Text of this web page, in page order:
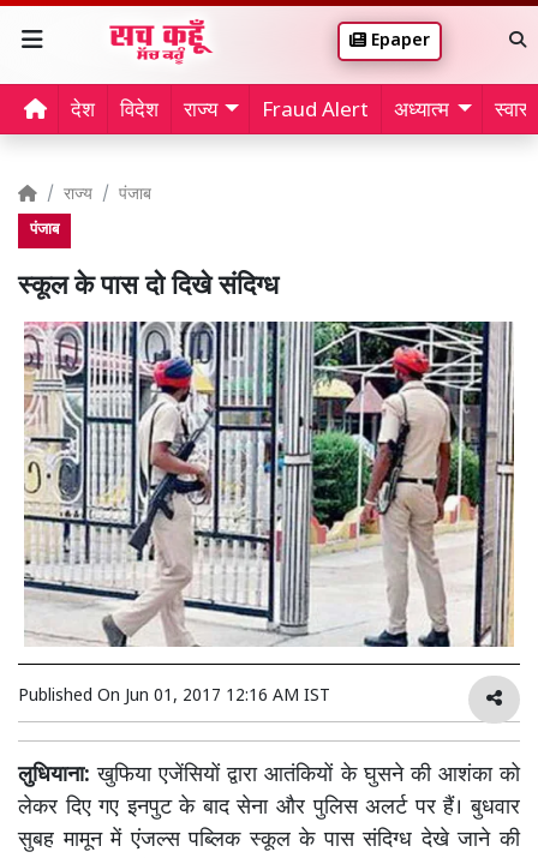
Epaper
देश विदेश राज्य Fraud Alert अध्यात्म
राज्य पंजाब
पंजाब
स्कूल के पास दो दिखे संदिग्ध
Published On Jun 01, 2017 12:16 AM IST
लुधियाना:खुफिया एजेंसियों द्वारा आतंकियों के घुसने की आशंका को
लेकर दिए गए इनपुट के बाद सेना और पुलिस अलर्ट पर हैं। बुधवार
सुबह मामून में एंजल्स पब्लिक स्कूल के पास संदिग्ध देखे जाने की